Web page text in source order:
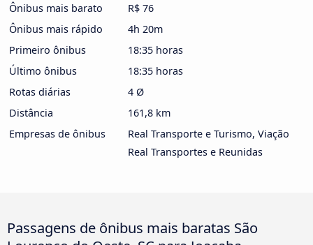
Ônibus mais barato
R$ 76
Ônibus mais rápido
4h 20m
Primeiro ônibus
18:35 horas
Último ônibus
18:35 horas
Rotas diárias
4 Ø
Distância
161,8 km
Empresas de ônibus
Real Transporte e Turismo, Viação
Real Transportes e Reunidas
Passagens de ônibus mais baratas São